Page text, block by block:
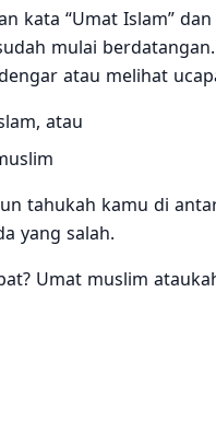
kata “Umat Islam” dan
mulai
atau melihat
atau
tahukah kamu di
yang salah.
Umat muslim